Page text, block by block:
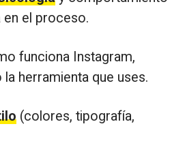
en el proceso.
funciona Instagram,
la herramienta que uses.
(colores, tipografía,